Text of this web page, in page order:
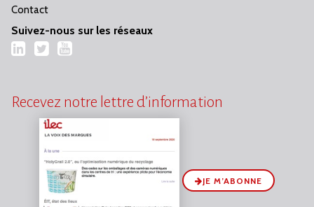
Contact
Suivez-nous sur les réseaux
LinkedIn
TwitterYouTube
Recevez notre lettre d’information
JE M’ABONNE